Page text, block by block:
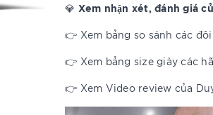
💎 Xem nhận xét, đánh giá
👉 Xem bảng so sánh các
👉 Xem bảng size giày các
👉 Xem Video review của